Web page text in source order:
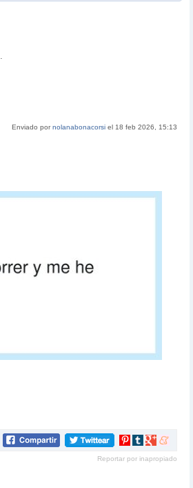
Enviado pornolanabonacorsi el 18 feb 2026, 15:13
Compartir
Pinterest
Compartir
tumblr
Compartir
Google+
Compartir
meneame
Reportar por inapropiado